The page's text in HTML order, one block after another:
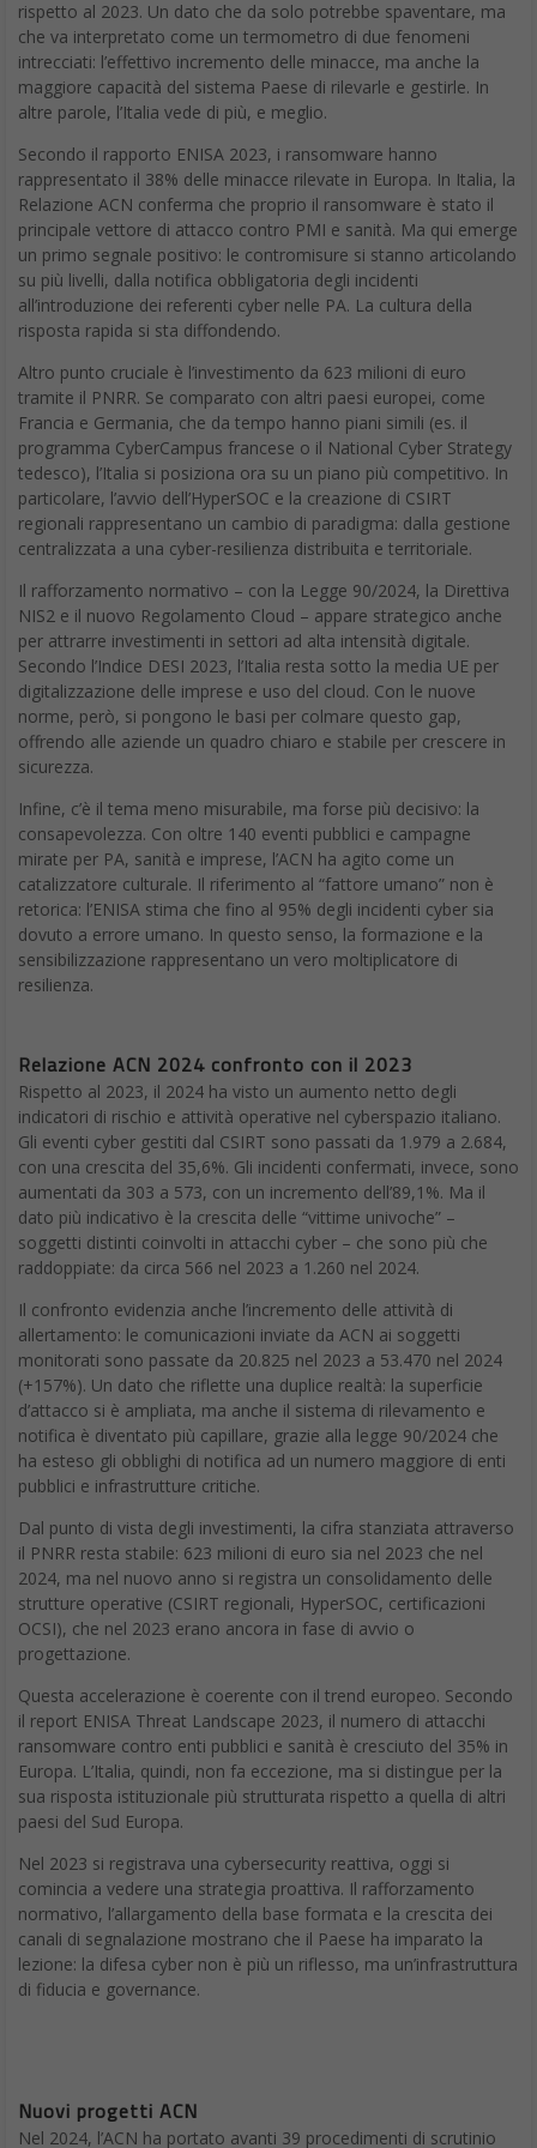
Zyxel Networks: la nuova
serie USG FLEX H unifica
cloud e on-premise
DADIGITALIC| 14 APR 2025 |CYBER SECURITY|
La nuova serie Zyxel USG FLEX H ridefinisce la
strategia di sicurezza per PMI e MSP: unifica cloud e
on-premises, semplifica la gestione e potenzia la
protezione con AI e integrazione intelligente.
Nel tempo liquido dellacybersecurity, dove le minacce mutano
più in fretta degli aggiornamenti e le certezze si sciolgono come
neve al sole, le PMI e gli MSP si muovono su un crinale sottile:
proteggere tutto senza essere travolti dal peso della
complessità. È una danza tra urgenza e controllo, tra necessità
e sostenibilità.
Zyxel Networks, con la sua visione che fonde intelligenza
FLEX H. Una tecnologia che non si limita a difendere, ma a
semplificare. E in un mondo che corre veloce, la vera
innovazione è saper rallentare la complessità.
“La nuova serie USG FLEX H riflette il nostro impegno nel fornire
soluzioni di sicurezza di rete che semplificano la gestione e
rafforzano la protezione,” affermaKen Tsai, Presidente di Zyxel
Networks. “Abbiamo ascoltato i clienti e costruito una risposta
concreta alla crescente complessità del mondo digitale.”
Zyxel USG FLEX H: una nuova generazione più potente
I nuovi modelli USG FLEX H sono progettati per rispondere al
duplice bisogno di prestazioni elevate e gestione semplificata.
offrono prestazioni triplicate in termini di firewall, VPN e UTM
rispetto alla serie precedente. Con supporto per velocità multi-
gigabit da 1G a 10G, rappresentano una soluzione ideale per reti
che devono scalare rapidamente, senza sacrificare la sicurezza.
Smart Sync: la convergenza che mancava
La vera rivoluzione, però, sta nella funzione Smart Sync: una
novità assoluta che consente di unificare la sicurezza tra il cloud
e l’on-premises. Le policy, gli oggetti di rete e le configurazioni di
alta disponibilità vengono sincronizzate automaticamente tra la
piattaforma cloud Nebula e l’interfaccia di gestione locale. Il